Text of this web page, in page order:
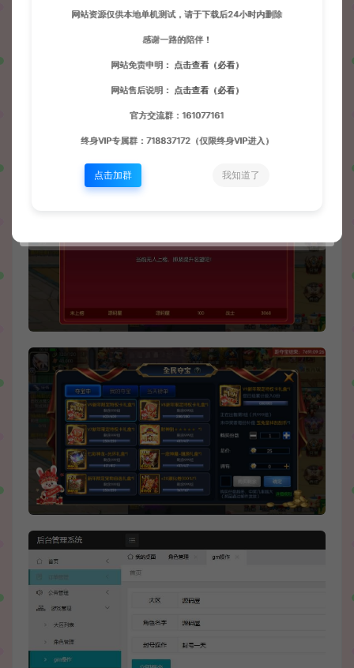
网站资源仅供本地单机测试，请于下载后24小时内删除
感谢一路的陪伴！
网站免责申明： 点击查看（必看）
网站售后说明： 点击查看（必看）
官方交流群：161077161
终身VIP专属群：718837172（仅限终身VIP进入）
点击加群 我知道了